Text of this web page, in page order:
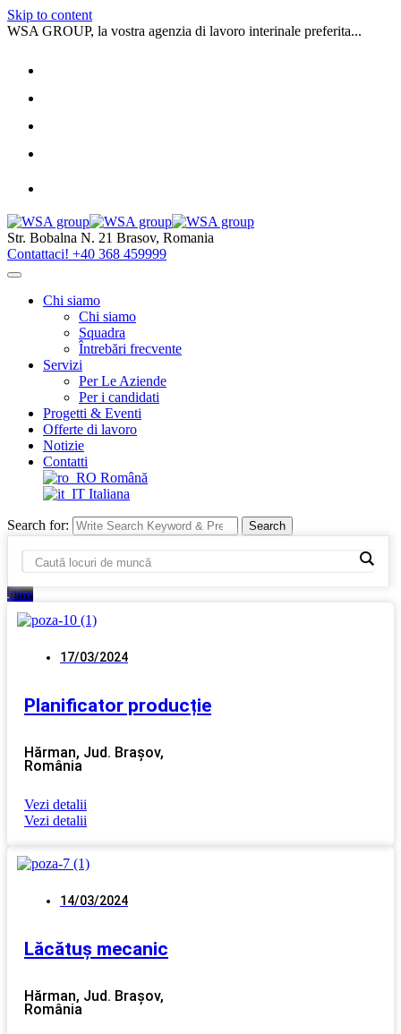
Skip to content
WSA GROUP, la vostra agenzia di lavoro interinale preferita...
Str. Bobalna N. 21 Brasov, Romania
Contattaci! +40 368 459999
Chi siamo
Chi siamo
Squadra
Întrebări frecvente
Servizi
Per Le Aziende
Per i candidati
Progetti & Eventi
Offerte di lavoro
Notizie
Contatti
Română
Italiana
Search for: Search
filtre
17/03/2024
Planificator producție
Hărman, Jud. Brașov,
România
Vezi detalii
Vezi detalii
14/03/2024
Lăcătuș mecanic
Hărman, Jud. Brașov,
România